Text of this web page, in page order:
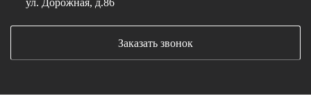
ул. Дорожная, д.86
Заказать звонок